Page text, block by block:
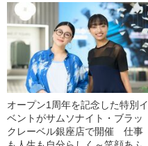
オープン1周年を記念した特別イ
ベントがサムソナイト・ブラッ
クレーベル銀座店で開催 仕事